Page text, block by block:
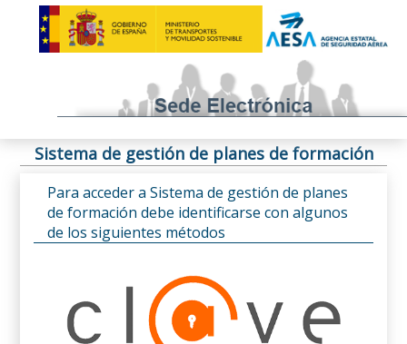
Sistema de gestión de planes de formación
Para acceder a Sistema de gestión de planes
de formación debe identificarse con algunos
de los siguientes métodos